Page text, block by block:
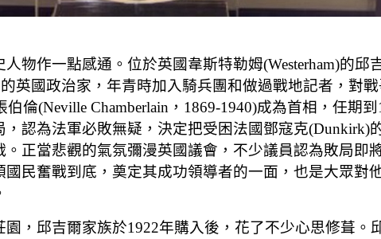
物作一點感通。位於英國韋斯特勒姆(Westerham)的邱
英國政治家，年青時加入騎兵團和做過戰地記者，對
倫(Neville Chamberlain，1869-1940)成為首相，任期
認為法軍必敗無疑，決定把受困法國鄧寇克(Dunkirk)
正當悲觀的氣氛彌漫英國議會，不少議員認為敗局即
民奮戰到底，奠定其成功領導者的一面，也是大眾對
，邱吉爾家族於1922年購入後，花了不少心思修葺。